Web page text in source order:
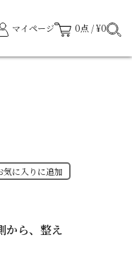
マイページ 0点 / ¥0
気に入りに追加
から、整え